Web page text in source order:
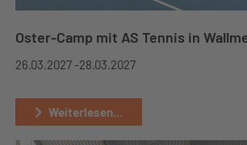
Oster-Camp mit AS Tennis in
26.03.2027 -28.03.2027
Weiterlesen...